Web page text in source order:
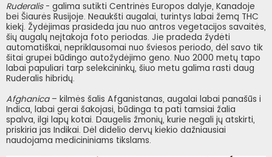
Ruderalis- galima sutikti Centrinės Europos dalyje, Kanadoje
bei Šiaurės Rusijoje. Neaukšti augalai, turintys labai žemą THC
kiekį. Žydėjimas prasideda jau nuo antros vegetacijos savaitės,
šių augalų neįtakoja foto periodas. Jie pradeda žydėti
automatiškai, nepriklausomai nuo šviesos periodo, dėl savo tik
šitai grupei būdingo autožydėjimo geno. Nuo 2000 metų tapo
labai papuliari tarp selekcininkų, šiuo metu galima rasti daug
Ruderalis hibridų.
Afghanica– kilmės šalis Afganistanas, augalai labai panašūs i
Indica, labai gerai šakojasi, būdinga ta pati tamsiai žalia
spalva, ilgi lapų kotai. Daugelis žmonių, kurie negali jų atskirti,
priskiria jas Indikai. Dėl didelio dervų kiekio dažniausiai
naudojama medicininiams tikslams.